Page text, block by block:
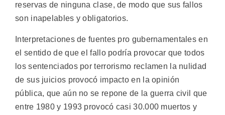
reservas de ninguna clase, de modo que sus fallos
son inapelables y obligatorios.
Interpretaciones de fuentes pro gubernamentales en
el sentido de que el fallo podría provocar que todos
los sentenciados por terrorismo reclamen la nulidad
de sus juicios provocó impacto en la opinión
pública, que aún no se repone de la guerra civil que
entre 1980 y 1993 provocó casi 30.000 muertos y